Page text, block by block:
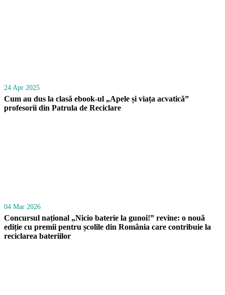
24 Apr 2025
Cum au dus la clasă ebook-ul „Apele și viața acvatică”
profesorii din Patrula de Reciclare
04 Mar 2026
Concursul național „Nicio baterie la gunoi!” revine: o nouă
ediție cu premii pentru școlile din România care contribuie la
reciclarea bateriilor